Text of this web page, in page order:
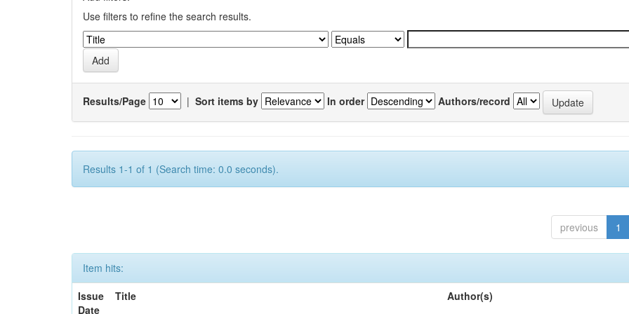
Use filters to refine the search results.
Results/Page | Sort items by In order Authors/record
Results 1-1 of 1 (Search time: 0.0 seconds).
previous 1
Item hits:
Issue
Date
Title Author(s)